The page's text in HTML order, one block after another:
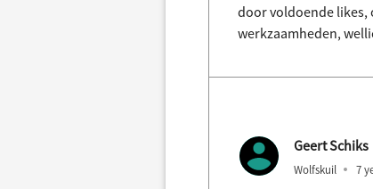
door voldoende likes,
werkzaamheden,
Geert Schiks
Wolfskuil 7